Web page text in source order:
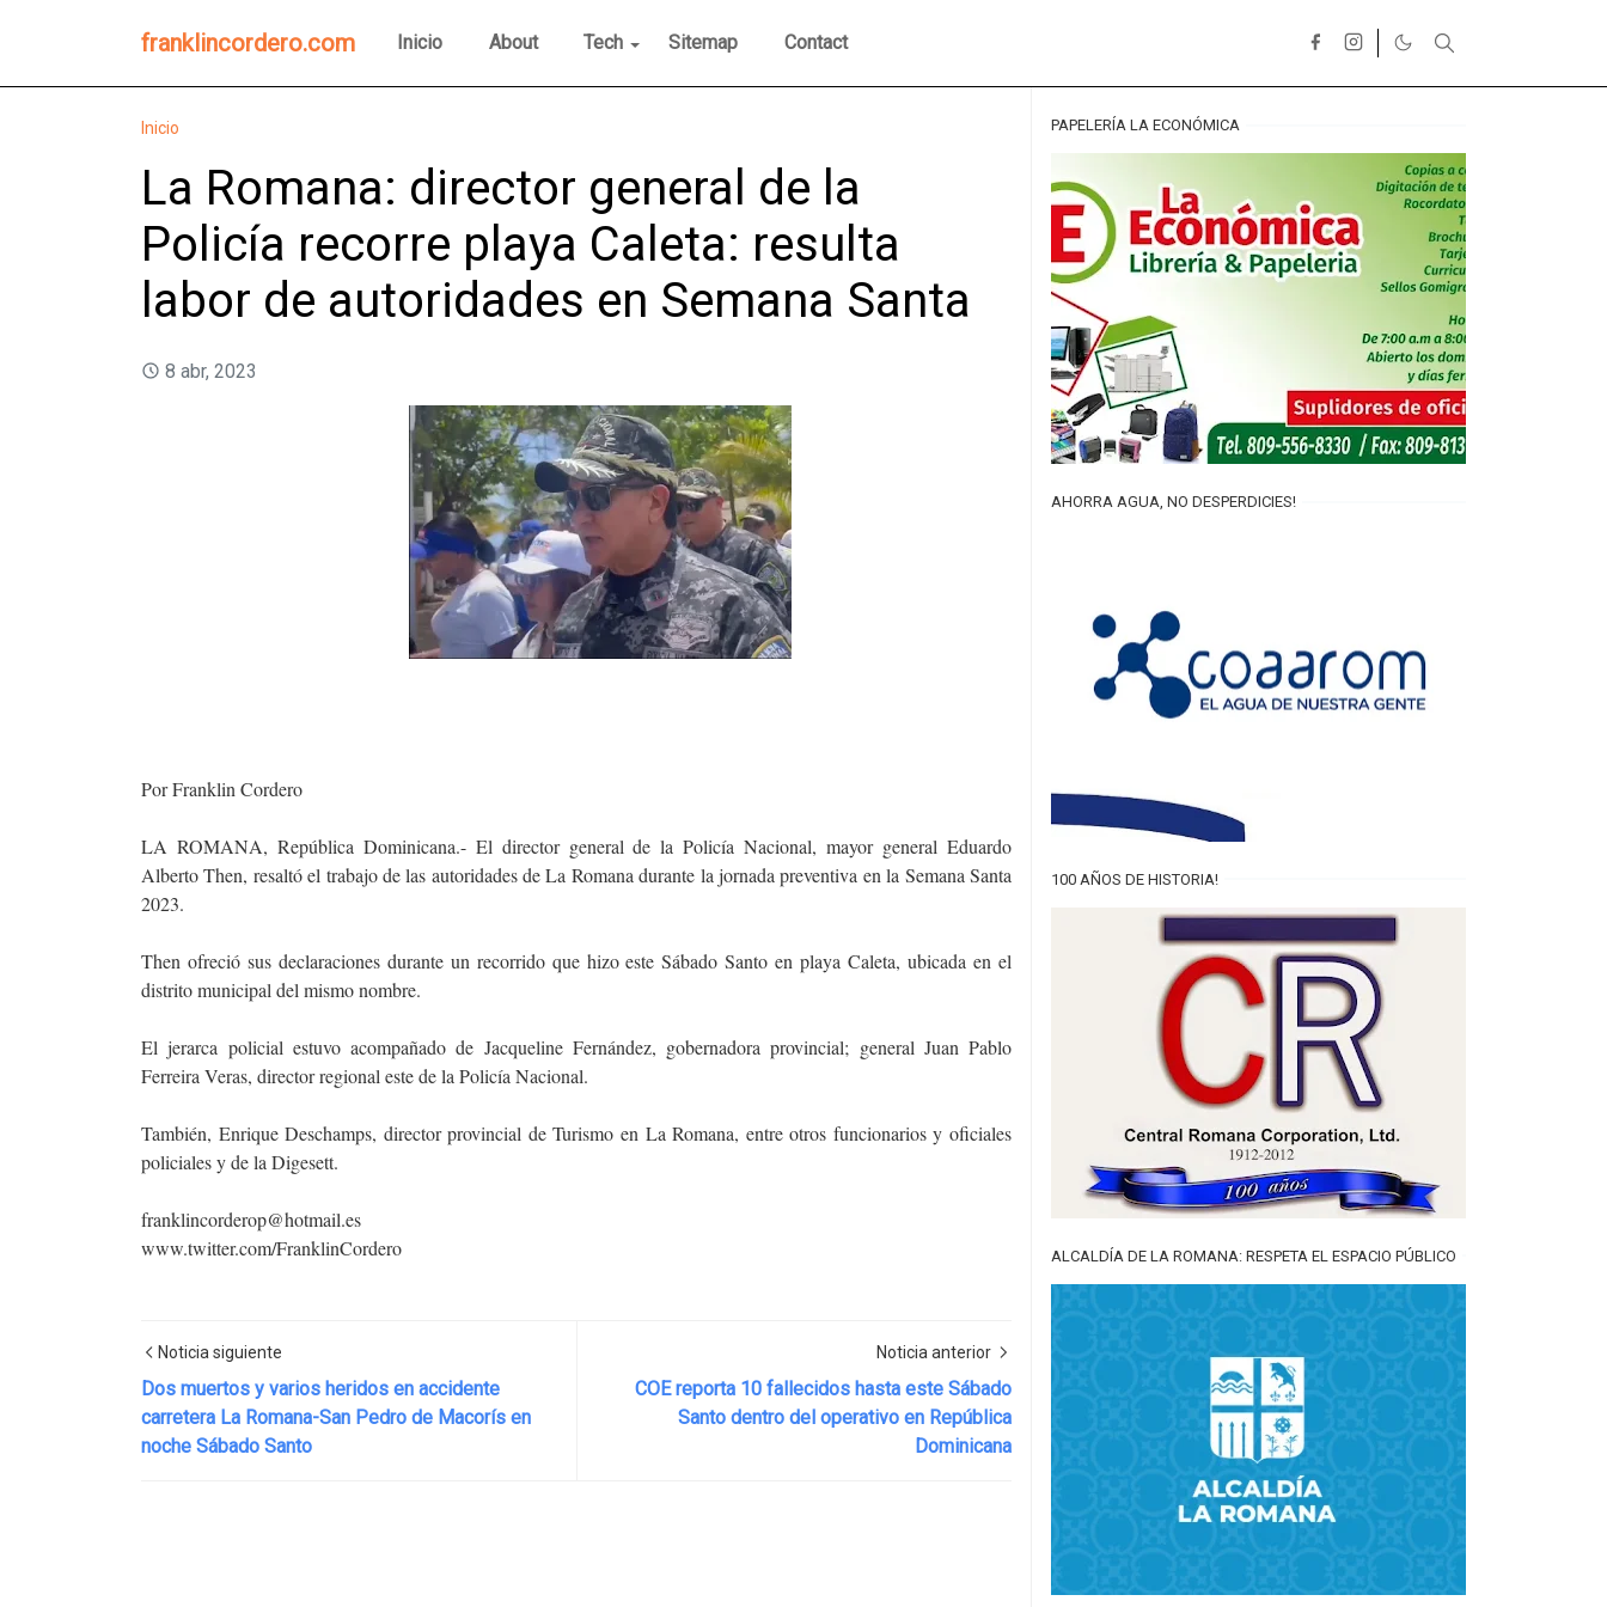
franklincordero.com Inicio About Tech Sitemap Contact
Inicio
La Romana: director general de la
Policía recorre playa Caleta: resulta
labor de autoridades en Semana Santa
8 abr, 2023
Por Franklin Cordero
LA ROMANA, República Dominicana.- El director general de la Policía Nacional, mayor general Eduardo
Alberto Then, resaltó el trabajo de las autoridades de La Romana durante la jornada preventiva en la Semana Santa
2023.
Then ofreció sus declaraciones durante un recorrido que hizo este Sábado Santo en playa Caleta, ubicada en el
distrito municipal del mismo nombre.
El jerarca policial estuvo acompañado de Jacqueline Fernández, gobernadora provincial; general Juan Pablo
Ferreira Veras, director regional este de la Policía Nacional.
También, Enrique Deschamps, director provincial de Turismo en La Romana, entre otros funcionarios y oficiales
policiales y de la Digesett.
franklincorderop@hotmail.es
www.twitter.com/FranklinCordero
Noticia siguiente
Dos muertos y varios heridos en accidente
carretera La Romana-San Pedro de Macorís en
noche Sábado Santo
Noticia anterior
COE reporta 10 fallecidos hasta este Sábado
Santo dentro del operativo en República
Dominicana
PAPELERÍA LA ECONÓMICA
AHORRA AGUA, NO DESPERDICIES!
100 AÑOS DE HISTORIA!
ALCALDÍA DE LA ROMANA: RESPETA EL ESPACIO PÚBLICO